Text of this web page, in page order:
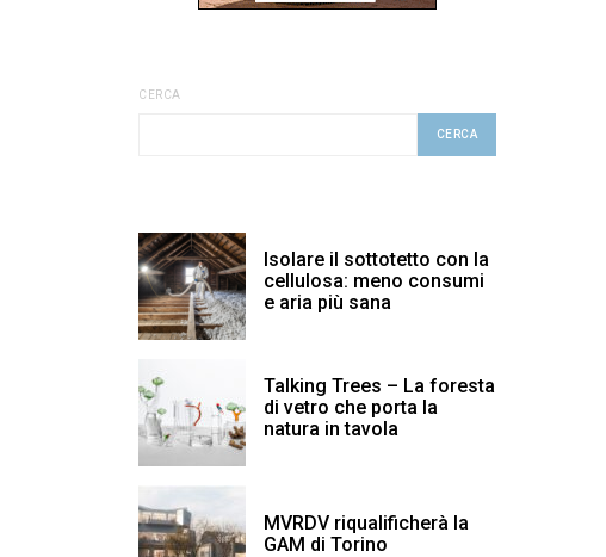
CERCA
CERCA
Isolare il sottotetto con la
cellulosa: meno consumi
e aria più sana
Talking Trees – La foresta
di vetro che porta la
natura in tavola
MVRDV riqualificherà la
GAM di Torino